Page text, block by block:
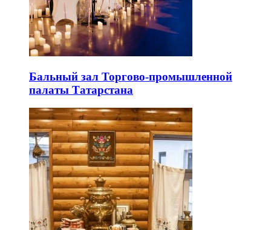
Бальный зал Торгово-промышленной
палаты Татарстана